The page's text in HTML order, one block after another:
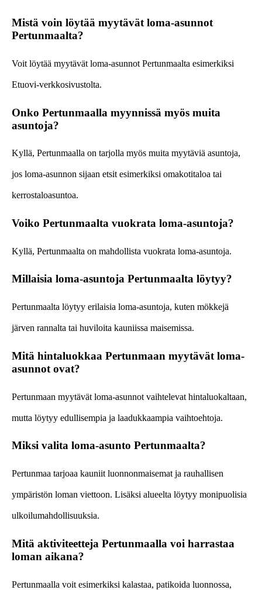
Mistä voin löytää myytävät loma-asunnot
Pertunmaalta?
Voit löytää myytävät loma-asunnot Pertunmaalta esimerkiksi
Etuovi-verkkosivustolta.
Onko Pertunmaalla myynnissä myös muita
asuntoja?
Kyllä, Pertunmaalla on tarjolla myös muita myytäviä asuntoja,
jos loma-asunnon sijaan etsit esimerkiksi omakotitaloa tai
kerrostaloasuntoa.
Voiko Pertunmaalta vuokrata loma-asuntoja?
Kyllä, Pertunmaalta on mahdollista vuokrata loma-asuntoja.
Millaisia loma-asuntoja Pertunmaalta löytyy?
Pertunmaalta löytyy erilaisia loma-asuntoja, kuten mökkejä
järven rannalta tai huviloita kauniissa maisemissa.
Mitä hintaluokkaa Pertunmaan myytävät loma-
asunnot ovat?
Pertunmaan myytävät loma-asunnot vaihtelevat hintaluokaltaan,
mutta löytyy edullisempia ja laadukkaampia vaihtoehtoja.
Miksi valita loma-asunto Pertunmaalta?
Pertunmaa tarjoaa kauniit luonnonmaisemat ja rauhallisen
ympäristön loman viettoon. Lisäksi alueelta löytyy monipuolisia
ulkoilumahdollisuuksia.
Mitä aktiviteetteja Pertunmaalla voi harrastaa
loman aikana?
Pertunmaalla voit esimerkiksi kalastaa, patikoida luonnossa,